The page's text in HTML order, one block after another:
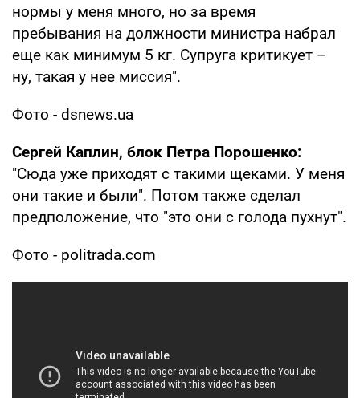
нормы у меня много, но за время
пребывания на должности министра набрал
еще как минимум 5 кг. Супруга критикует –
ну, такая у нее миссия".
Фото - dsnews.ua
Сергей Каплин, блок Петра Порошенко:
"Сюда уже приходят с такими щеками. У меня
они такие и были". Потом также сделал
предположение, что "это они с голода пухнут".
Фото - politrada.com